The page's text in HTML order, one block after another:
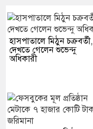
হাসপাতালে মিঠুন চক্রবর্তী,
দেখতে গেলেন শুভেন্দু
অধিকারী